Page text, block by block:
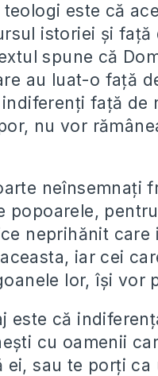
este că
istoriei și față
spune că
au luat-o față
față de
nu vor
neînsemnați
popoarele,
neprihănit care
iar cei
lor, își vor
este că
cu oamenii
ei, sau te porți ca